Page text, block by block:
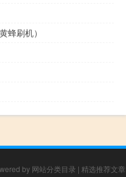
蜂刷机）
by 网站分类目录 | 精选推荐文章